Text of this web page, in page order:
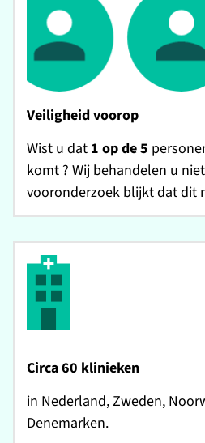
Veiligheid voorop
Wist u dat 1 op de 5
komt ? Wij behandelen u
vooronderzoek blijkt dat dit
Circa 60 klinieken
in Nederland, Zweden,
Denemarken.